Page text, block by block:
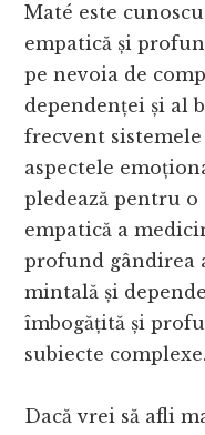
Maté este
empatică și
pe nevoia de
dependenței și al
frecvent sistemele
aspectele
pledează pentru
empatică a
profund gândirea
mintală și
îmbogățită și
subiecte complexe.
Dacă vrei să afli